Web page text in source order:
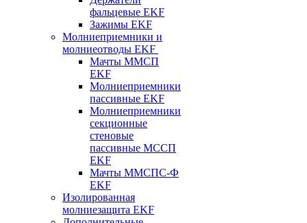
фальцевые EKF
Зажимы EKF
Молниеприемники и
молниеотводы EKF
Мачты ММСП
EKF
Молниеприемники
пассивные EKF
Молниеприемники
секционные
стеновые
пассивные МССП
EKF
Мачты ММСПС-Ф
EKF
Изолированная
молниезащита EKF